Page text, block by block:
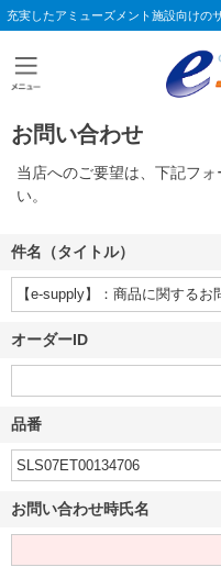
充実したアミューズメント施設向けの
お問い合わせ
当店へのご要望は、下記フ
い。
件名（タイトル）
オーダーID
品番
お問い合わせ時氏名